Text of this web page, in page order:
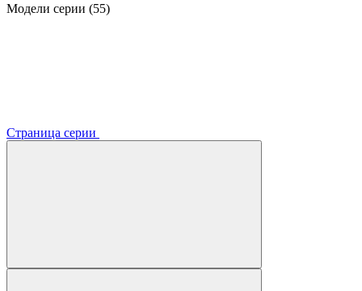
Модели серии (55)
Страница серии